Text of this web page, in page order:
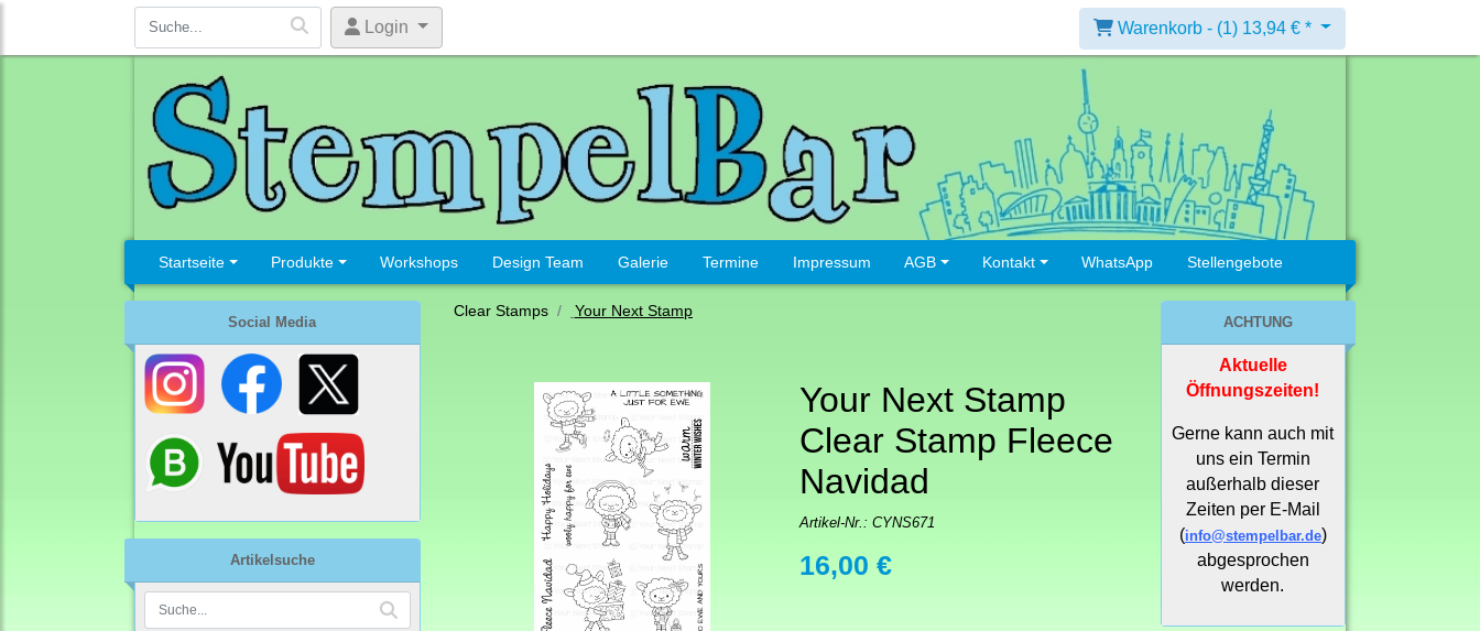
Login Warenkorb - (1) 13,94 € *
Startseite Produkte Workshops Design Team Galerie Termine Impressum AGB Kontakt WhatsApp Stellengebote
Social Media
Artikelsuche
Clear Stamps Your Next Stamp
Your Next Stamp
Clear Stamp Fleece
Navidad
Artikel-Nr.: CYNS671
16,00 €
ACHTUNG
Aktuelle
Öffnungszeiten!
Gerne kann auch mit
uns ein Termin
außerhalb dieser
Zeiten per E-Mail
(info@stempelbar.de)
abgesprochen
werden.